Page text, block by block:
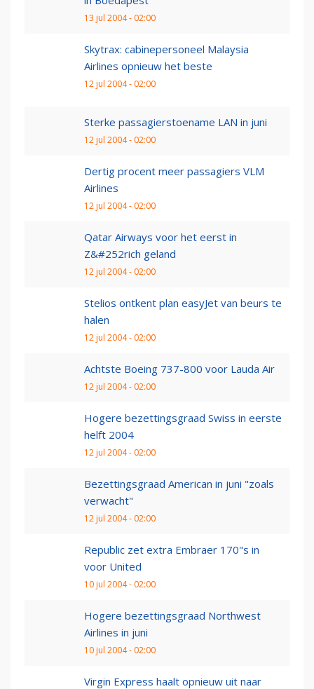
13 jul 2004 - 02:00
Skytrax: cabinepersoneel Malaysia
Airlines opnieuw het beste
12 jul 2004 - 02:00
Sterke passagierstoename LAN in juni
12 jul 2004 - 02:00
Dertig procent meer passagiers VLM
Airlines
12 jul 2004 - 02:00
Qatar Airways voor het eerst in
Z&#252rich geland
12 jul 2004 - 02:00
Stelios ontkent plan easyJet van beurs te
halen
12 jul 2004 - 02:00
Achtste Boeing 737-800 voor Lauda Air
12 jul 2004 - 02:00
Hogere bezettingsgraad Swiss in eerste
helft 2004
12 jul 2004 - 02:00
Bezettingsgraad American in juni "zoals
verwacht"
12 jul 2004 - 02:00
Republic zet extra Embraer 170"s in
voor United
10 jul 2004 - 02:00
Hogere bezettingsgraad Northwest
Airlines in juni
10 jul 2004 - 02:00
Virgin Express haalt opnieuw uit naar